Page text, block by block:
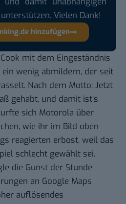
Vielen Dank!
hinzufügen
mit dem Eingeständnis
wenig abmildern, der seit
Nach dem Motto: Jetzt
gehabt, und damit ist’s
sich Motorola über
wie ihr im Bild oben
reagierten erbost, weil das
schlecht gewählt sei.
die Gunst der Stunde
an Google Maps
auflösendes